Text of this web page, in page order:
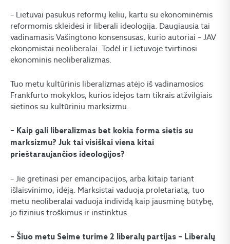
– Lietuvai pasukus reformų keliu, kartu su ekonominėmis
reformomis skleidėsi ir liberali ideologija. Daugiausia tai
vadinamasis Vašingtono konsensusas, kurio autoriai – JAV
ekonomistai neoliberalai. Todėl ir Lietuvoje tvirtinosi
ekonominis neoliberalizmas.
Tuo metu kultūrinis liberalizmas atėjo iš vadinamosios
Frankfurto mokyklos, kurios idėjos tam tikrais atžvilgiais
sietinos su kultūriniu marksizmu.
– Kaip gali liberalizmas bet kokia forma sietis su
marksizmu? Juk tai visiškai viena kitai
prieštaraujančios ideologijos?
– Jie gretinasi per emancipacijos, arba kitaip tariant
išlaisvinimo, idėją. Marksistai vaduoja proletariatą, tuo
metu neoliberalai vaduoja individą kaip jausminę būtybę,
jo fizinius troškimus ir instinktus.
– Šiuo metu Seime turime 2 liberalų partijas – Liberalų